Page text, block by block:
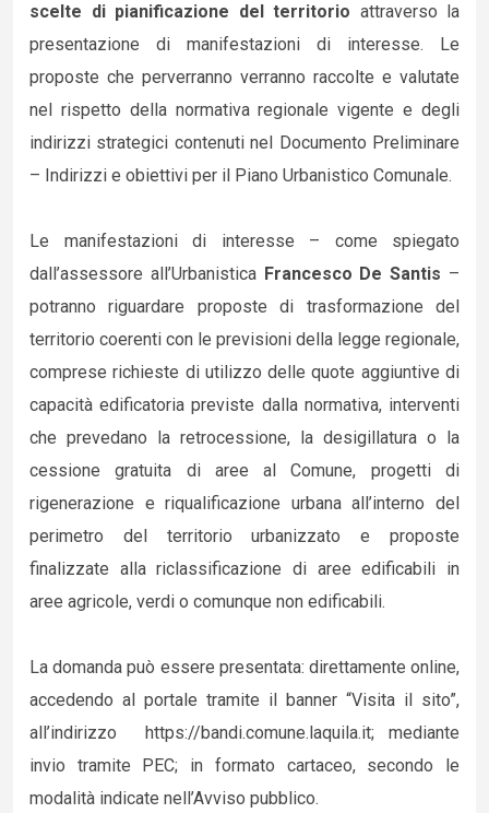
scelte di pianificazione del territorio attraverso la
presentazione di manifestazioni di interesse. Le
proposte che perverranno verranno raccolte e valutate
nel rispetto della normativa regionale vigente e degli
indirizzi strategici contenuti nel Documento Preliminare
– Indirizzi e obiettivi per il Piano Urbanistico Comunale.
Le manifestazioni di interesse – come spiegato
dall’assessore all’Urbanistica Francesco De Santis –
potranno riguardare proposte di trasformazione del
territorio coerenti con le previsioni della legge regionale,
comprese richieste di utilizzo delle quote aggiuntive di
capacità edificatoria previste dalla normativa, interventi
che prevedano la retrocessione, la desigillatura o la
cessione gratuita di aree al Comune, progetti di
rigenerazione e riqualificazione urbana all’interno del
perimetro del territorio urbanizzato e proposte
finalizzate alla riclassificazione di aree edificabili in
aree agricole, verdi o comunque non edificabili.
La domanda può essere presentata: direttamente online,
accedendo al portale tramite il banner “Visita il sito”,
all’indirizzo https://bandi.comune.laquila.it; mediante
invio tramite PEC; in formato cartaceo, secondo le
modalità indicate nell’Avviso pubblico.